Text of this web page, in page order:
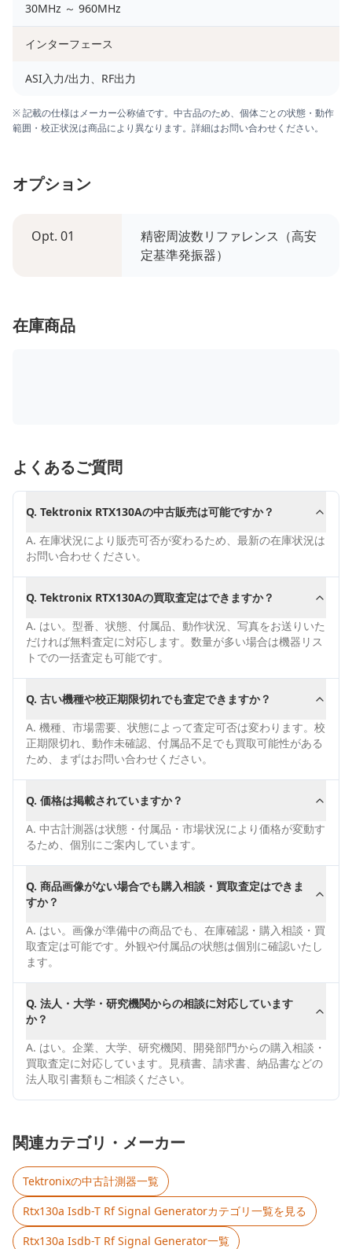
30MHz ～ 960MHz
インターフェース
ASI入力/出力、RF出力
※ 記載の仕様はメーカー公称値です。中古品のため、個体ごとの状態・動作
範囲・校正状況は商品により異なります。詳細はお問い合わせください。
オプション
Opt. 01
精密周波数リファレンス（高安
定基準発振器）
在庫商品
よくあるご質問
Q. Tektronix RTX130Aの中古販売は可能ですか？
A. 在庫状況により販売可否が変わるため、最新の在庫状況は
お問い合わせください。
Q. Tektronix RTX130Aの買取査定はできますか？
A. はい。型番、状態、付属品、動作状況、写真をお送りいた
だければ無料査定に対応します。数量が多い場合は機器リス
トでの一括査定も可能です。
Q. 古い機種や校正期限切れでも査定できますか？
A. 機種、市場需要、状態によって査定可否は変わります。校
正期限切れ、動作未確認、付属品不足でも買取可能性がある
ため、まずはお問い合わせください。
Q. 価格は掲載されていますか？
A. 中古計測器は状態・付属品・市場状況により価格が変動す
るため、個別にご案内しています。
Q. 商品画像がない場合でも購入相談・買取査定はできま
すか？
A. はい。画像が準備中の商品でも、在庫確認・購入相談・買
取査定は可能です。外観や付属品の状態は個別に確認いたし
ます。
Q. 法人・大学・研究機関からの相談に対応しています
か？
A. はい。企業、大学、研究機関、開発部門からの購入相談・
買取査定に対応しています。見積書、請求書、納品書などの
法人取引書類もご相談ください。
関連カテゴリ・メーカー
Tektronixの中古計測器一覧
Rtx130a Isdb-T Rf Signal Generatorカテゴリ一覧を見る
Rtx130a Isdb-T Rf Signal Generator一覧